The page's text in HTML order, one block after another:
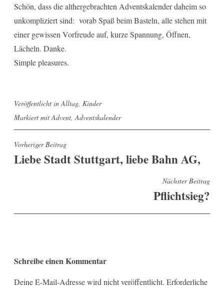
Schön, dass die althergebrachten Adventskalender daheim so
unkompliziert sind: vorab Spaß beim Basteln, alle stehen mit
einer gewissen Vorfreude auf, kurze Spannung, Öffnen,
Lächeln. Danke.
Simple pleasures.
Veröffentlicht in Alltag Kinder
Markiert mitAdvent,Adventskalender
Beitragsnavigation
Vorheriger Beitrag
Liebe Stadt Stuttgart, liebe Bahn AG,
Nächster Beitrag
Pflichtsieg?
Schreibe einen Kommentar
Deine E-Mail-Adresse wird nicht veröffentlicht. Erforderliche